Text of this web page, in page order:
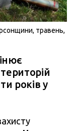
травень,
років у